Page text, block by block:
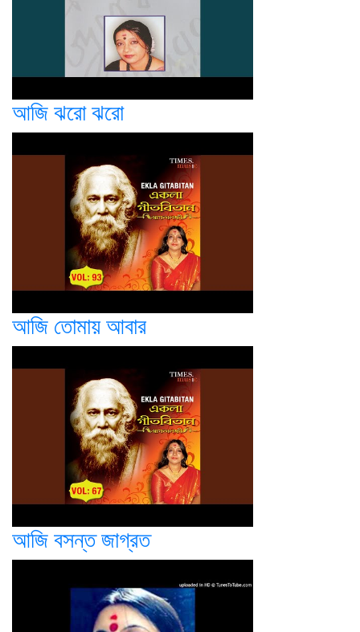
আজি ঝরো ঝরো
আজি তোমায় আবার
আজি বসন্ত জাগ্রত